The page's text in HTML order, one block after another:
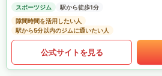
スポーツジム
駅から徒歩1分
隙間時間を活用したい人
駅から5分以内のジムに通いたい人
公式サイトを見る